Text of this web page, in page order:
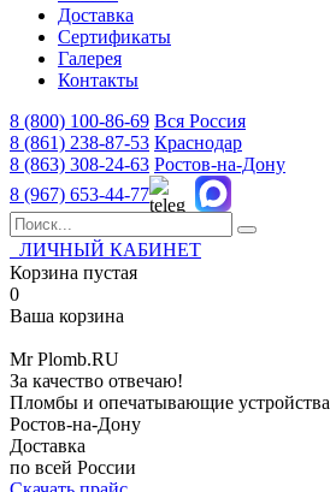
Доставка
Сертификаты
Галерея
Контакты
8 (800) 100-86-69 Вся Россия
8 (861) 238-87-53 Краснодар
8 (863) 308-24-63 Ростов-на-Дону
8 (967) 653-44-77
ЛИЧНЫЙ КАБИНЕТ
Корзина пустая
0
Ваша корзина
MrPlomb.RU
За качество отвечаю!
Пломбы и опечатывающие устройства
Ростов-на-Дону
Доставка
по всей России